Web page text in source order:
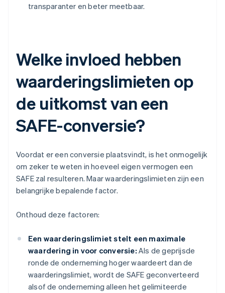
transparanter en beter meetbaar.
Welke invloed hebben
waarderingslimieten op
de uitkomst van een
SAFE-conversie?
Voordat er een conversie plaatsvindt, is het onmogelijk
om zeker te weten in hoeveel eigen vermogen een
SAFE zal resulteren. Maar waarderingslimieten zijn een
belangrijke bepalende factor.
Onthoud deze factoren:
Een waarderingslimiet stelt een maximale
waardering in voor conversie: Als de geprijsde
ronde de onderneming hoger waardeert dan de
waarderingslimiet, wordt de SAFE geconverteerd
alsof de onderneming alleen het gelimiteerde